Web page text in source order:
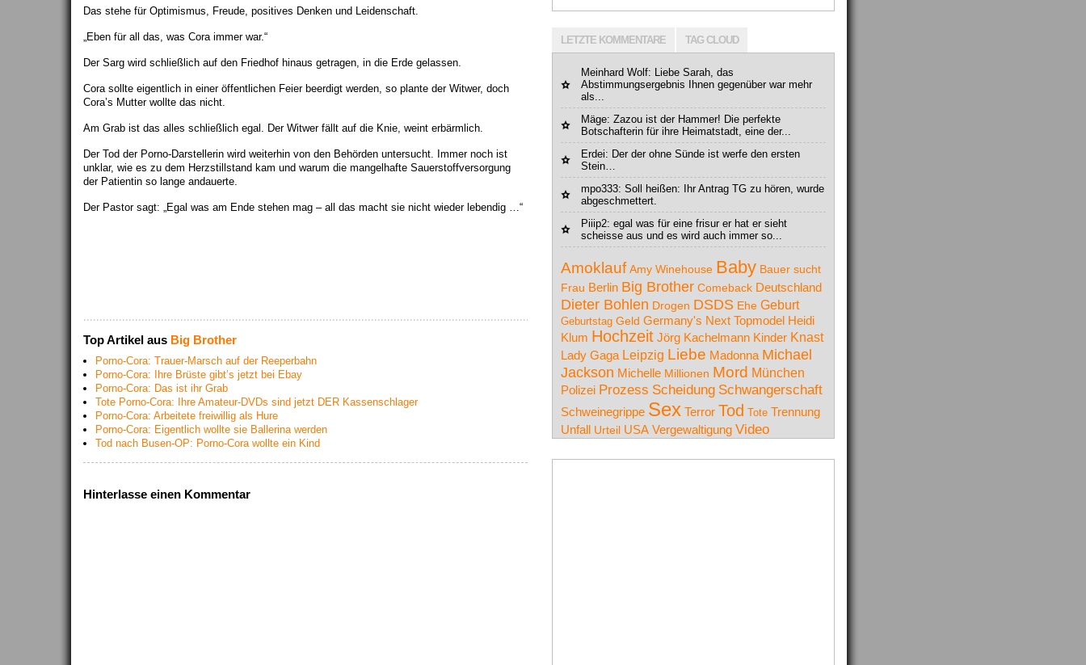
Das stehe für Optimismus, Freude, positives Denken und Leidenschaft.
„Eben für all das, was Cora immer war.“
Der Sarg wird schließlich auf den Friedhof hinaus getragen, in die Erde gelassen.
Cora sollte eigentlich in einer öffentlichen Feier beerdigt werden, so plante der Witwer, doch
Cora’s Mutter wollte das nicht.
Am Grab ist das alles schließlich egal. Der Witwer fällt auf die Knie, weint erbärmlich.
Der Tod der Porno-Darstellerin wird weiterhin von den Behörden untersucht. Immer noch ist
unklar, wie es zu dem Herzstillstand kam und warum die mangelhafte Sauerstoffversorgung
der Patientin so lange andauerte.
Der Pastor sagt: „Egal was am Ende stehen mag – all das macht sie nicht wieder lebendig …“
Top Artikel aus Big Brother
Porno-Cora: Trauer-Marsch auf der Reeperbahn
Porno-Cora: Ihre Brüste gibt’s jetzt bei Ebay
Porno-Cora: Das ist ihr Grab
Tote Porno-Cora: Ihre Amateur-DVDs sind jetzt DER Kassenschlager
Porno-Cora: Arbeitete freiwillig als Hure
Porno-Cora: Eigentlich wollte sie Ballerina werden
Tod nach Busen-OP: Porno-Cora wollte ein Kind
Hinterlasse einen Kommentar
LETZTE KOMMENTARE TAG CLOUD
Meinhard Wolf: Liebe Sarah, das
Abstimmungsergebnis Ihnen gegenüber war mehr
als...
Mäge: Zazou ist der Hammer! Die perfekte
Botschafterin für ihre Heimatstadt, eine der...
Erdei: Der der ohne Sünde ist werfe den ersten
Stein…
mpo333: Soll heißen: Ihr Antrag TG zu hören, wurde
abgeschmettert.
Piiip2: egal was für eine frisur er hat er sieht
scheisse aus und es wird auch immer so...
Amoklauf Amy Winehouse Baby Bauer sucht
Frau Berlin Big Brother Comeback Deutschland
Dieter Bohlen Drogen DSDS Ehe Geburt
Geburtstag Geld Germany's Next Topmodel Heidi
Klum Hochzeit Jörg Kachelmann Kinder Knast
Lady Gaga Leipzig Liebe Madonna Michael
Jackson Michelle Millionen Mord München
Polizei Prozess Scheidung Schwangerschaft
Schweinegrippe Sex Terror Tod Tote Trennung
Unfall Urteil USA Vergewaltigung Video